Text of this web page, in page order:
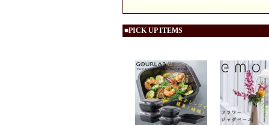
■PICK UP ITEMS